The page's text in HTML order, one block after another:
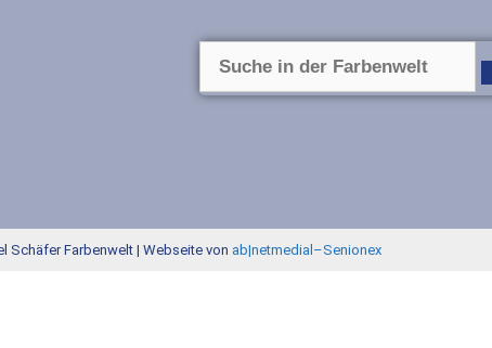
Schäfer Farbenwelt | Webseite von ab|netmedial –Senionex